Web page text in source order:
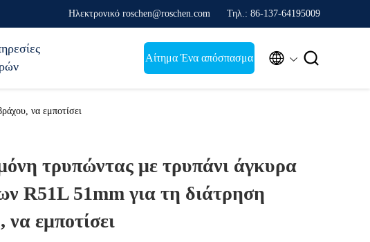
Ηλεκτρονικό roschen@roschen.com Τηλ.: 86-137-64195009
Αίτημα Ένα απόσπασμα  
να εμποτίσει
τρυπώντας με τρυπάνι άγκυρα
R51L 51mm για τη διάτρηση
να εμποτίσει